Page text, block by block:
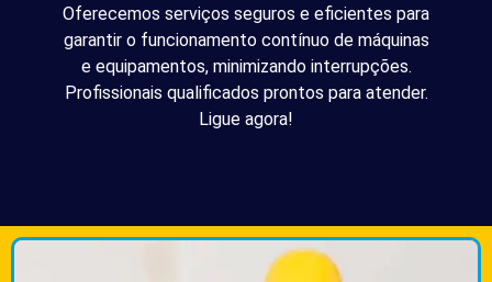
Oferecemos serviços seguros e eficientes para
garantir o funcionamento contínuo de máquinas
e equipamentos, minimizando interrupções.
Profissionais qualificados prontos para atender.
Ligue agora!